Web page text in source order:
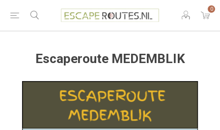
0
Escaperoute MEDEMBLIK